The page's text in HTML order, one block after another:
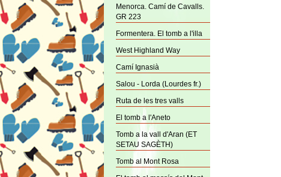
Menorca. Camí de Cavalls.
GR 223
Formentera. El tomb a l'illa
West Highland Way
Camí Ignasià
Salou - Lorda (Lourdes fr.)
Ruta de les tres valls
El tomb a l'Aneto
Tomb a la vall d'Aran (ET
SETAU SAGÈTH)
Tomb al Mont Rosa